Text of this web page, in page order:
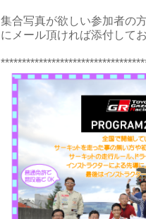
集合写真が欲しい参加者の
にメール頂ければ添付して